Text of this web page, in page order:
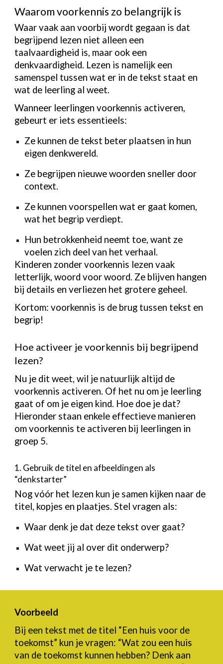
Waarom voorkennis zo belangrijk is
Waar vaak aan voorbij wordt gegaan is dat
begrijpend lezen niet alleen een
taalvaardigheid is, maar ook een
denkvaardigheid. Lezen is namelijk een
samenspel tussen wat er in de tekst staat en
wat de leerling al weet.
Wanneer leerlingen voorkennis activeren,
gebeurt er iets essentieels:
Ze kunnen de tekst beter plaatsen in hun
eigen denkwereld.
Ze begrijpen nieuwe woorden sneller door
context.
Ze kunnen voorspellen wat er gaat komen,
wat het begrip verdiept.
Hun betrokkenheid neemt toe, want ze
voelen zich deel van het verhaal.
Kinderen zonder voorkennis lezen vaak
letterlijk, woord voor woord. Ze blijven hangen
bij details en verliezen het grotere geheel.
Kortom: voorkennis is de brug tussen tekst en
begrip!
Hoe activeer je voorkennis bij begrijpend
lezen?
Nu je dit weet, wil je natuurlijk altijd de
voorkennis activeren. Of het nu om je leerling
gaat of om je eigen kind. Hoe doe je dat?
Hieronder staan enkele effectieve manieren
om voorkennis te activeren bij leerlingen in
groep 5.
1. Gebruik de titel en afbeeldingen als
“denkstarter”
Nog vóór het lezen kun je samen kijken naar de
titel, kopjes en plaatjes. Stel vragen als:
Waar denk je dat deze tekst over gaat?
Wat weet jij al over dit onderwerp?
Wat verwacht je te lezen?
Voorbeeld
Bij een tekst met de titel “Een huis voor de
toekomst” kun je vragen: “Wat zou een huis
van de toekomst kunnen hebben? Denk aan